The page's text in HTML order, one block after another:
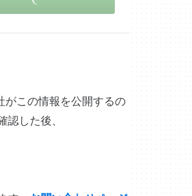
がこの情報を公開するの
した後、